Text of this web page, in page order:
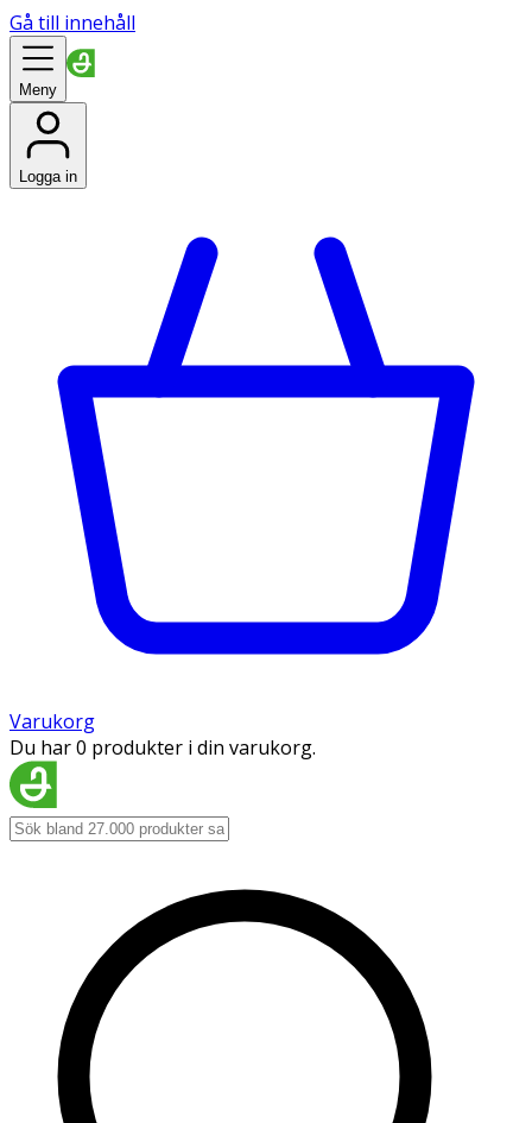
Gå till innehåll
Meny
Logga in
Varukorg
Du har 0 produkter i din varukorg.